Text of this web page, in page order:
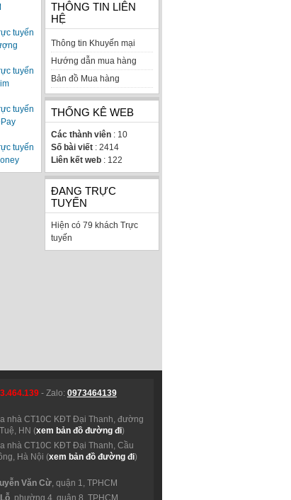
THÔNG TIN LIÊN
HỆ
Thông tin Khuyến mại
Hướng dẫn mua hàng
Bản đồ Mua hàng
THỐNG KÊ WEB
Các thành viên : 10
Số bài viết : 2414
Liên kết web : 122
ĐANG TRỰC
TUYẾN
Hiện có 79 khách Trực
tuyến
- Zalo: 0973464139
nhà CT10C KĐT Đại Thanh, đường
HN (xem bản đồ đường đi)
nhà CT10C KĐT Đại Thanh, Cầu
Hà Nội (xem bản đồ đường đi)
Văn Cừ, quận 1, TPHCM
, phường 4, quận 8, TPHCM